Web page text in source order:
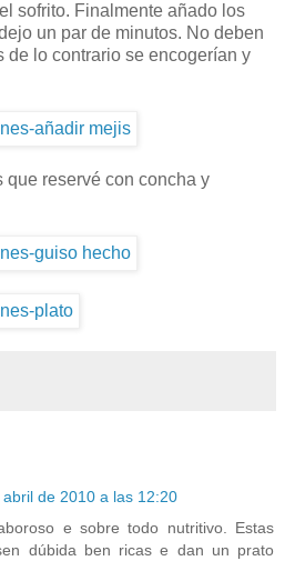
sofrito. Finalmente añado los
un par de minutos. No deben
de lo contrario se encogerían y
reservé con concha y
abril de 2010 a las 12:20
e sobre todo nutritivo. Estas
dúbida ben ricas e dan un prato